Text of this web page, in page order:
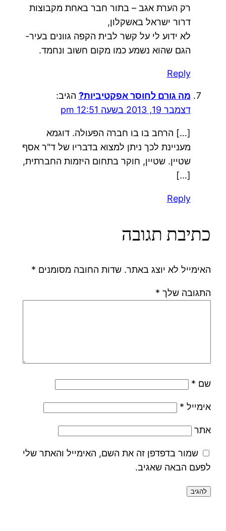
רק הערת אגב – בתור חבר באחת מקבוצות
דרור ישראל באשקלון,
לא ידוע לי על קשר לבית הקפה גוונים בעיר-
הגם שהוא נשמע כמו מקום חשוב ונחמד.
Reply
מה גורם לחוסר אפקטיביות? הגיב:
דצמבר 19, 2013 בשעה 12:51 pm
[…] הרחב בו בו חברה הפעולה. דוגמא
מעניינת לכך ניתן למצוא בדבריו של ד"ר אסף
שטיין. שטיין, חוקר בתחום היזמות החברתית,
[…]
Reply
כתיבת תגובה
האימייל לא יוצג באתר. שדות החובה מסומנים *
התגובה שלך *
שם *
אימייל *
אתר
שמור בדפדפן זה את השם, האימייל והאתר שלי
לפעם הבאה שאגיב.